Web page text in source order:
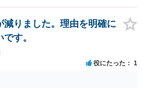
が生じる可能性が考えられます。
減りました。理由を明確に
す。
役にたった 1